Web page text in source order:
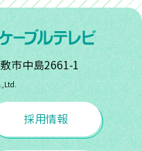
市中島2661-1
採用情報